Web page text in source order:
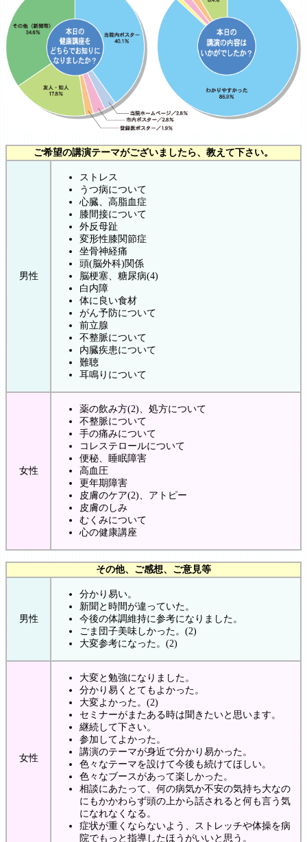
ご希望の講演テーマがございましたら、教えて下さい。
男性
ストレス
うつ病について
心臓、高脂血症
膝間接について
外反母趾
変形性膝関節症
坐骨神経痛
頭(脳外科)関係
脳梗塞、糖尿病(4)
白内障
体に良い食材
がん予防について
前立腺
不整脈について
内臓疾患について
難聴
耳鳴りについて
女性
薬の飲み方(2)、処方について
不整脈について
手の痛みについて
コレステロールについて
便秘、睡眠障害
高血圧
更年期障害
皮膚のケア(2)、アトピー
皮膚のしみ
むくみについて
心の健康講座
その他、ご感想、ご意見等
男性
分かり易い。
新聞と時間が違っていた。
今後の体調維持に参考になりました。
ごま団子美味しかった。(2)
大変参考になった。(2)
女性
大変と勉強になりました。
分かり易くとてもよかった。
大変よかった。(2)
セミナーがまたある時は聞きたいと思います。
継続して下さい。
参加してよかった。
講演のテーマが身近で分かり易かった。
色々なテーマを設けて今後も続けてほしい。
色々なブースがあって楽しかった。
相談にあたって、何の病気か不安の気持ち大なの
にもかかわらず頭の上から話されると何も言う気
になれなくなる。
症状が重くならないよう、ストレッチや体操を病
院でもっと指導したほうがいいと思う。